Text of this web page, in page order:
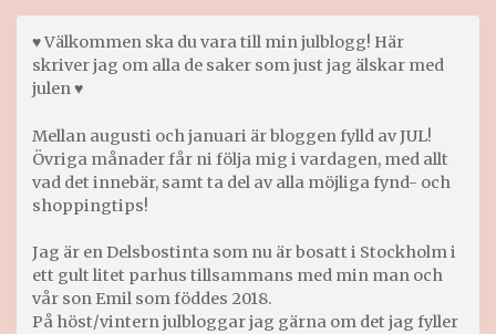
♥ Välkommen ska du vara till min julblogg! Här
skriver jag om alla de saker som just jag älskar med
julen ♥
Mellan augusti och januari är bloggen fylld av JUL!
Övriga månader får ni följa mig i vardagen, med allt
vad det innebär, samt ta del av alla möjliga fynd- och
shoppingtips!
Jag är en Delsbostinta som nu är bosatt i Stockholm i
ett gult litet parhus tillsammans med min man och
vår son Emil som föddes 2018.
På höst/vintern julbloggar jag gärna om det jag fyller